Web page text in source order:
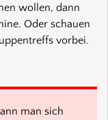
wollen, dann
Oder schauen
vorbei.
man sich